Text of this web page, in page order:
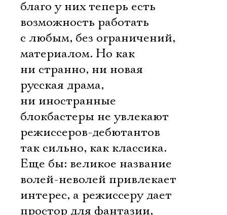
благо у них теперь есть
возможность работать
с любым, без ограничений,
материалом. Но как
ни странно, ни новая
русская драма,
ни иностранные
блокбастеры не увлекают
режиссеров-дебютантов
так сильно, как классика.
Еще бы: великое название
волей-неволей привлекает
интерес, а режиссеру дает
простор для фантазии,